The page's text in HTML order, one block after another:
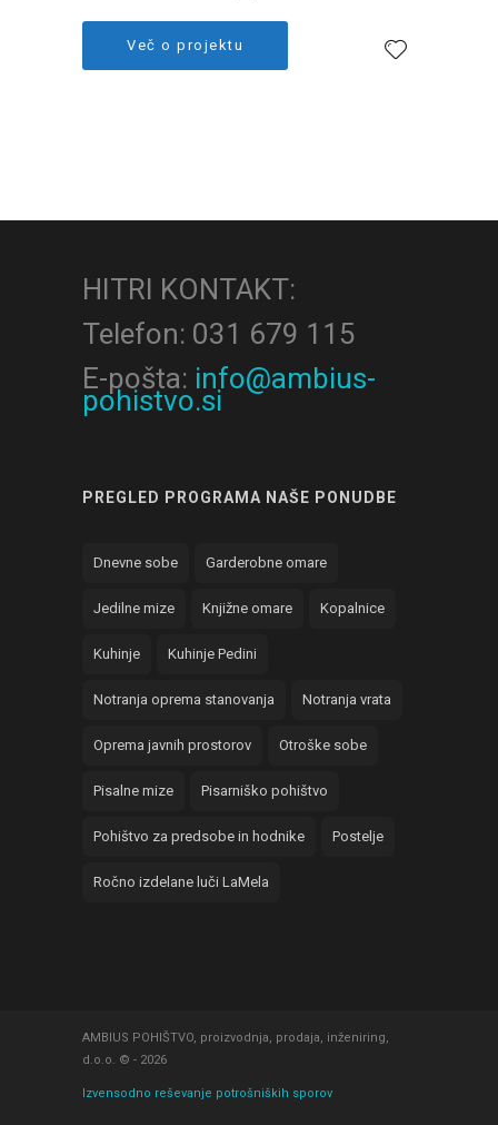
Več o projektu
HITRI KONTAKT:
Telefon: 031 679 115
E-pošta: info@ambius-
pohistvo.si
PREGLED PROGRAMA NAŠE PONUDBE
Dnevne sobe Garderobne omare
Jedilne mize Knjižne omare Kopalnice
Kuhinje Kuhinje Pedini
Notranja oprema stanovanja Notranja vrata
Oprema javnih prostorov Otroške sobe
Pisalne mize Pisarniško pohištvo
Pohištvo za predsobe in hodnike Postelje
Ročno izdelane luči LaMela
AMBIUS POHIŠTVO, proizvodnja, prodaja, inženiring,
d.o.o. © - 2026
Izvensodno reševanje potrošniških sporov